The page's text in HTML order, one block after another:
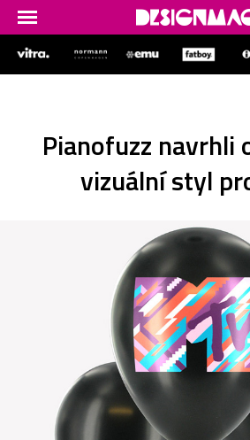
Pianofuzz navrhli
vizuální styl